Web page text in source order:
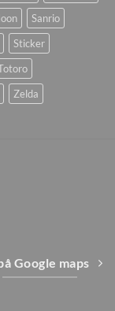
Sanrio
Sticker
Zelda
Google maps